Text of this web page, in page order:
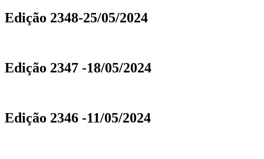
Edição 2348-25/05/2024
Edição 2347 -18/05/2024
Edição 2346 -11/05/2024